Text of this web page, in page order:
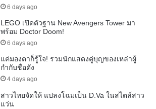
6 days ago
LEGO เปิดตัวฐาน New Avengers Tower มา
พร้อม Doctor Doom!
6 days ago
แค่มองตาก็รู้ใจ! รวมนักแสดงคู่บุญของเหล่าผู้
กำกับชื่อดัง
4 days ago
สาวไทยจัดให้ แปลงโฉมเป็น D.Va ในสไตล์สาว
แว่น